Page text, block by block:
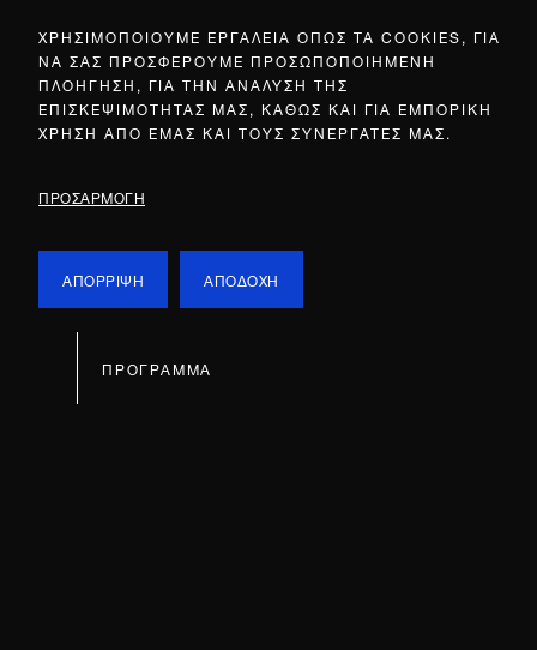
ΧΡΗΣΙΜΟΠΟΙΟΥΜΕ ΕΡΓΑΛΕΙΑ ΟΠΩΣ ΤΑ COOKIES, ΓΙΑ
ΝΑ ΣΑΣ ΠΡΟΣΦΕΡΟΥΜΕ ΠΡΟΣΩΠΟΠΟΙΗΜΕΝΗ
ΠΛΟΗΓΗΣΗ, ΓΙΑ ΤΗΝ ΑΝΑΛΥΣΗ ΤΗΣ
ΕΠΙΣΚΕΨΙΜΟΤΗΤΑΣ ΜΑΣ, ΚΑΘΩΣ ΚΑΙ ΓΙΑ ΕΜΠΟΡΙΚΗ
ΧΡΗΣΗ ΑΠΟ ΕΜΑΣ ΚΑΙ ΤΟΥΣ ΣΥΝΕΡΓΑΤΕΣ ΜΑΣ.
ΠΡΟΣΑΡΜΟΓΗ
ΑΠΟΡΡΙΨΗ ΑΠΟΔΟΧΗ
ΠΡΟΓΡΑΜΜΑ